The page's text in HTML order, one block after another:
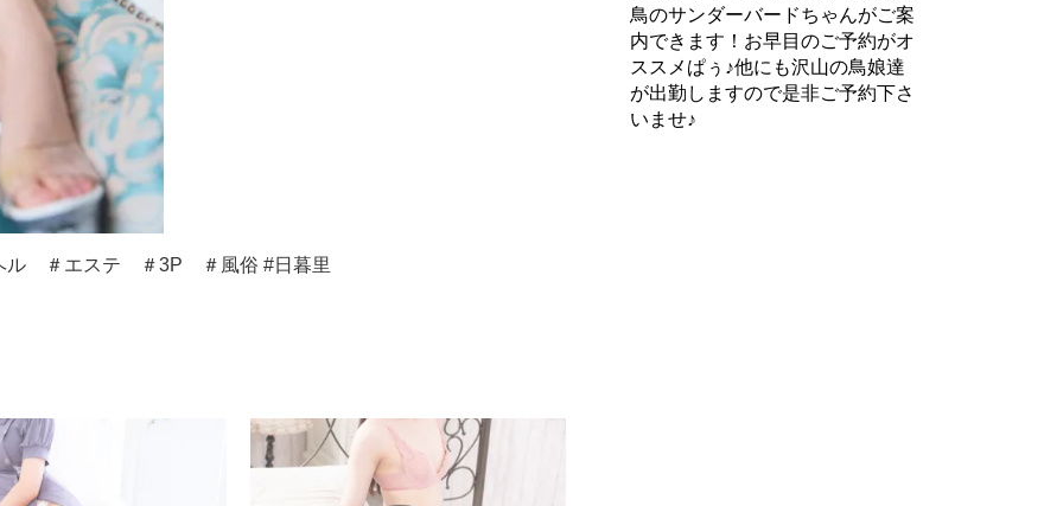
ル ＃エステ ＃3P ＃風俗 #日暮里
鳥のサンダーバードちゃんがご案
内できます！お早目のご予約がオ
ススメぱぅ♪他にも沢山の鳥娘達
が出勤しますので是非ご予約下さ
いませ♪